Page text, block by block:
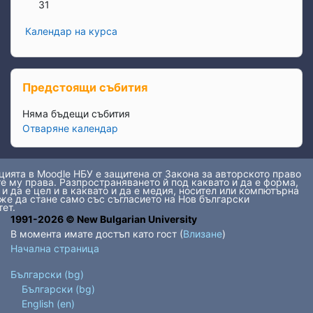
31
Календар на курса
Прескочи Предстоящи събития
Предстоящи събития
Няма бъдещи събития
Отваряне календар
в Moodle НБУ е защитена от Закона за авторското право
му права. Разпространяването й под каквато и да е форма,
и да е цел и в каквато и да е медия, носител или компютърна
да стане само със съгласието на Нов български
1991-2026 © New Bulgarian University
В момента имате достъп като гост (Влизане)
Начална страница
Български ‎(bg)‎
Български ‎(bg)‎
English ‎(en)‎